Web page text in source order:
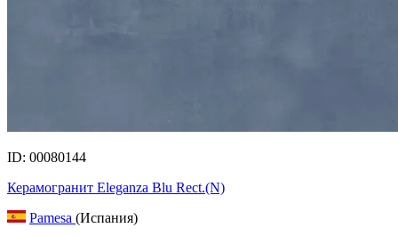
ID: 00080144
Керамогранит Eleganza Blu Rect.(N)
Pamesa (Испания)